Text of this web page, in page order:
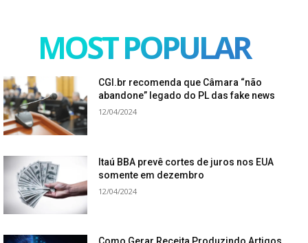
MOST POPULAR
CGI.br recomenda que Câmara “não
abandone” legado do PL das fake news
12/04/2024
Itaú BBA prevê cortes de juros nos EUA
somente em dezembro
12/04/2024